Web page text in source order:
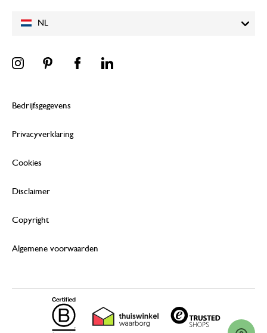
NL
Bedrijfsgegevens
Privacyverklaring
Cookies
Disclaimer
Copyright
Algemene voorwaarden